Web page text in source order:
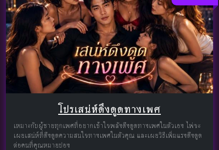
โปรเสน่ห์ดึงดูดทางเพศ
เหมาะกับผู้ชายทุกเพศที่อยากเข้าใจพลังดึงดูดทางเพศในตัวเอง ไพ่จะ
เผยเสน่ห์ที่ดึงดูดความสนใจทางเพศในตัวคุณ และเผยวิธีเพิ่มแรงดึงดูด
ต่อคนที่คุณหมายปอง